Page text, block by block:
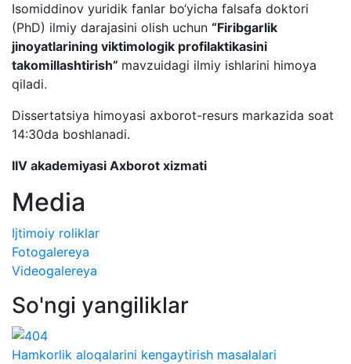
Isomiddinov yuridik fanlar bo‘yicha falsafa doktori
(PhD) ilmiy darajasini olish uchun “Firibgarlik
jinoyatlarining viktimologik profilaktikasini
takomillashtirish” mavzuidagi ilmiy ishlarini himoya
qiladi.
Dissertatsiya himoyasi axborot-resurs markazida soat
14:30da boshlanadi.
IIV akademiyasi Axborot xizmati
Media
Ijtimoiy roliklar
Fotogalereya
Videogalereya
So'ngi yangiliklar
Hamkorlik aloqalarini kengaytirish masalalari